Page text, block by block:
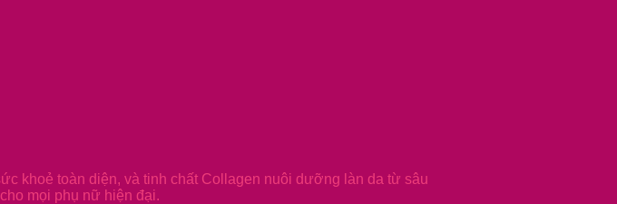
khoẻ toàn diện, và tinh chất Collagen nuôi dưỡng làn da từ sâu
mọi phụ nữ hiện đại.